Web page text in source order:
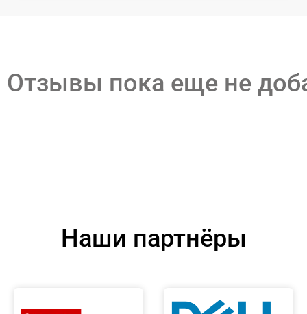
Отзывы пока еще не
Наши партнёры